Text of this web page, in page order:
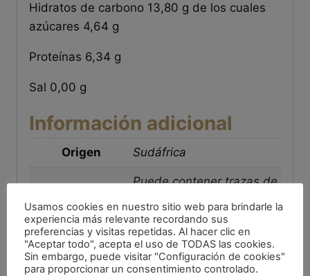
Hidratos de carbono 13,80 g de los cuales
azúcares 4,64 g
Proteínas 6,34 g
Sal 0,00 g
Información adicional
Origen Sudáfrica
Puede contener trazas de
cacahuete
Valoraciones
Usamos cookies en nuestro sitio web para brindarle la
experiencia más relevante recordando sus
preferencias y visitas repetidas. Al hacer clic en
"Aceptar todo", acepta el uso de TODAS las cookies.
Sin embargo, puede visitar "Configuración de cookies"
para proporcionar un consentimiento controlado.